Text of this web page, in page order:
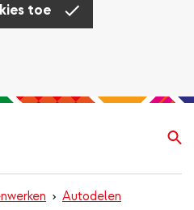
toe
Autodelen